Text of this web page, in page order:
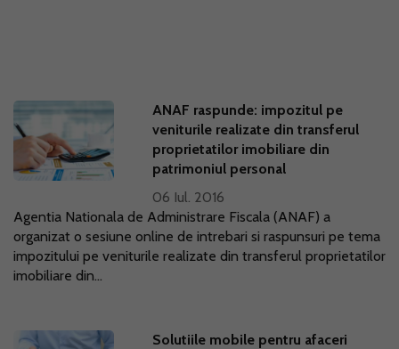
ANAF raspunde: impozitul pe
veniturile realizate din transferul
proprietatilor imobiliare din
patrimoniul personal
06 Iul. 2016
Agentia Nationala de Administrare Fiscala (ANAF) a
organizat o sesiune online de intrebari si raspunsuri pe tema
impozitului pe veniturile realizate din transferul proprietatilor
imobiliare din...
Solutiile mobile pentru afaceri